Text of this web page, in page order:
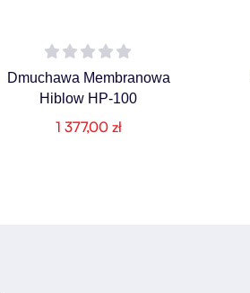
Dmuchawa Membranowa
Hiblow HP-100
1 377,00 zł